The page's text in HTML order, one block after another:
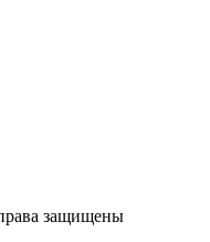
защищены